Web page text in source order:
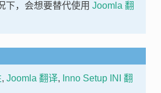
下，会想要替代使用 Joomla 翻
, Joomla 翻译, Inno Setup INI 翻